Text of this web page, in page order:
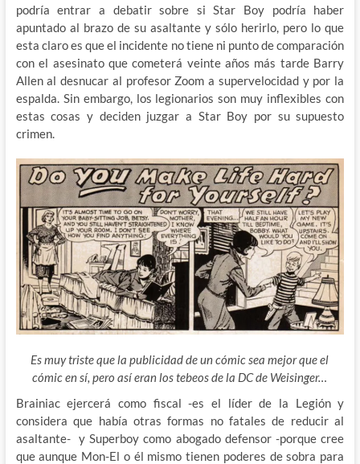
podría entrar a debatir sobre si Star Boy podría haber
apuntado al brazo de su asaltante y sólo herirlo, pero lo que
esta claro es que el incidente no tiene ni punto de comparación
con el asesinato que cometerá veinte años más tarde Barry
Allen al desnucar al profesor Zoom a supervelocidad y por la
espalda. Sin embargo, los legionarios son muy inflexibles con
estas cosas y deciden juzgar a Star Boy por su supuesto
crimen.
Es muy triste que la publicidad de un cómic sea mejor que el
cómic en sí, pero así eran los tebeos de la DC de Weisinger…
Brainiac ejercerá como fiscal -es el líder de la Legión y
considera que había otras formas no fatales de reducir al
asaltante- y Superboy como abogado defensor -porque cree
que aunque Mon-El o él mismo tienen poderes de sobra para